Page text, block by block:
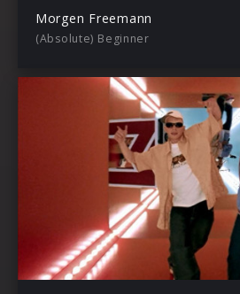
Morgen Freemann
(Absolute) Beginner